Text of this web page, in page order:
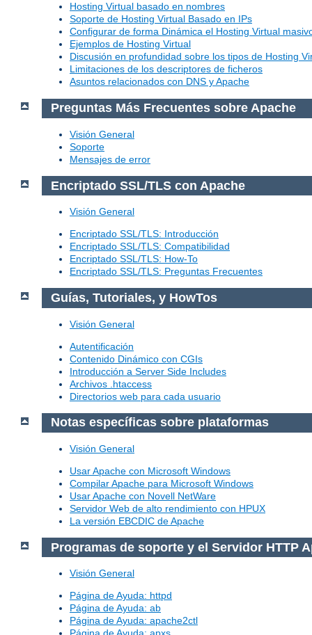
Hosting Virtual basado en nombres
Soporte de Hosting Virtual Basado en IPs
Configurar de forma Dinámica el Hosting Virtual
Ejemplos de Hosting Virtual
Discusión en profundidad sobre los tipos de Hosting
Limitaciones de los descriptores de ficheros
Asuntos relacionados con DNS y Apache
Preguntas Más Frecuentes sobre Apache
Visión General
Soporte
Mensajes de error
Encriptado SSL/TLS con Apache
Visión General
Encriptado SSL/TLS: Introducción
Encriptado SSL/TLS: Compatibilidad
Encriptado SSL/TLS: How-To
Encriptado SSL/TLS: Preguntas Frecuentes
Guías, Tutoriales, y HowTos
Visión General
Autentificación
Contenido Dinámico con CGIs
Introducción a Server Side Includes
Archivos .htaccess
Directorios web para cada usuario
Notas específicas sobre plataformas
Visión General
Usar Apache con Microsoft Windows
Compilar Apache para Microsoft Windows
Usar Apache con Novell NetWare
Servidor Web de alto rendimiento con HPUX
La versión EBCDIC de Apache
Programas de soporte y el Servidor HTTP
Visión General
Página de Ayuda: httpd
Página de Ayuda: ab
Página de Ayuda: apache2ctl